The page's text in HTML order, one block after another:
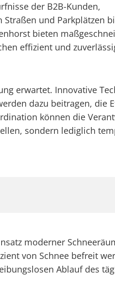
der B2B-Kunden,
und Parkplätzen
bieten
effizient und
erwartet. Innovative
dazu beitragen, die
können die
sondern lediglich
moderner
von Schnee befreit
Ablauf des